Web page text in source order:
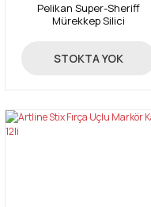
Pelikan Super-Sheriff
Mürekkep Silici
21,00 TL
STOKTA YOK